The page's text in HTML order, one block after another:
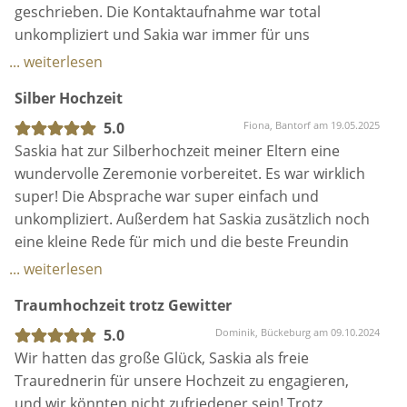
Selbst die kleine „Herausforderung“ mit dem Hahn,
der unbedingt mitreden wollte, hat sie mit Humor
gemeistert und charmant in die Rede eingebaut.
Nicht nur wir, sondern auch unsere Gäste waren
restlos begeistert. Worte wie „Man hat förmlich an
Saskias Lippen geklebt“ sind gefallen – und wir
können das nur bestätigen! Saskia hat unsere
Geschichte so wundervoll erzählt, dass wir uns in
jedem Satz wiedergefunden haben. Was sie aus drei
Gesprächen und ganz viel Kontakt über WhatsApp
Besser hätten wir uns unsere freie Trauung nicht
vorstellen können.
Saskia, du bist ein ganz besonderer Mensch – offen,
sympathisch, herzlich und mit dem Herz am rechten
Fleck. Danke, dass du unseren Tag unvergesslich
Feingefühl dabei warst. Du hast einen ganz
besonderen Platz in unseren Erinnerungen.
geschrieben. Die Kontaktaufnahme war total
unkompliziert und Sakia war immer für uns
erreichbar. Sie ist eine sehr fröhliche, unkomplizierte
Danke das du den Tag für uns unvergesslich
gemacht hast
... weiterlesen
Silber Hochzeit
5.0
Fiona, Bantorf am 19.05.2025
Saskia hat zur Silberhochzeit meiner Eltern eine
wundervolle Zeremonie vorbereitet. Es war wirklich
super! Die Absprache war super einfach und
unkompliziert. Außerdem hat Saskia zusätzlich noch
eine kleine Rede für mich und die beste Freundin
meiner Mutter geschrieben. Einfach klasse!
... weiterlesen
Traumhochzeit trotz Gewitter
5.0
Dominik, Bückeburg am 09.10.2024
Wir hatten das große Glück, Saskia als freie
Traurednerin für unsere Hochzeit zu engagieren,